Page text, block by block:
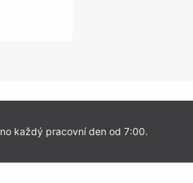
každý pracovní den od 7:00.